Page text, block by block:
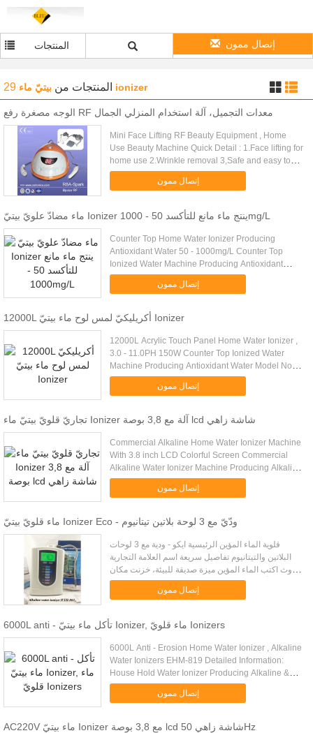
المنتجات إتصال ممون
29 المنتجات من بيتيّ ماء ionizer
الوجه مصغرة رفع RF معدات التجميل، آلة استخدام المنزلي الجمال
Mini Face Lifting RF Beauty Equipment , Home
Use Beauty Machine Quick Detail : 1.Face lifting for
home use 2.Wrinkle removal 3,Safe and easy to
use 4,No pain,bleeding or wounds 5.Highiy
effective Description: ....
إتصال ممون
ماء مضادّ علويّ بيتيّ Ionizer ينتج ماء مانع للتأكسد 50 - 1000mg/L
Counter Top Home Water Ionizer Producing
Antioxidant Water 50 - 1000mg/L Counter Top
Ionized Water Machine Producing Antioxidant
Water Model No. EHM-929 Features 1. With
Automotive paint technology, an imported ...
إتصال ممون
12000L أكريليكيّ لمس لوح ماء بيتيّ Ionizer
12000L Acrylic Touch Panel Home Water Ionizer ,
3.0 - 11.0PH 150W Counter Top Ionized Water
Machine Producing Antioxidant Water Model No.
EHM-929 Features 1. With Automotive paint
technology, an imported ...
إتصال ممون
تجاريّ قلويّ بيتيّ ماء Ionizer آلة مع 3,8 بوصة lcd شاشة زاهي
Commercial Alkaline Home Water Ionizer Machine
With 3.8 inch LCD Colorful Screen Commercial
Alkaline Water Ionizer Machine Producing Alkaline
& Acidity Water EHM-729 PRODUCT MAIN
FEATURES EHM alkaline water ...
إتصال ممون
ماء قلويّ بيتيّ Ionizer Eco - ودّيّ مع 3 لوحة بلاتين تيتانيوم
قلوية الماء المؤين الرئيسية ايكو - ودية مع 3 لوحات
البلاتين والتيتانيوم تفاصيل سريعة اسم العلامة التجارية
وث اكتب الماء المؤين ميزة صديقة للبيئة، خزنت مكان
المنشأ مقاطعة قوانغدونغ الصينية (البر الرئيسي) رقم
إتصال ممون
6000L anti - تأكل ماء بيتيّ Ionizer, ماء قلويّ Ionizers
6000L Anti - Erosion Home Water Ionizer , Alkaline
Water Ionizers EHM-819 Detailed Information:
House Hold Water Ionizer Producing Alkaline &
Acidity Water Model No. EHM-819 1. Four levels of
alkaline water, .....إتصال ممون
AC220V ماء بيتيّ Ionizer مع 3,8 بوصة lcd شاشة زاهي 50Hz